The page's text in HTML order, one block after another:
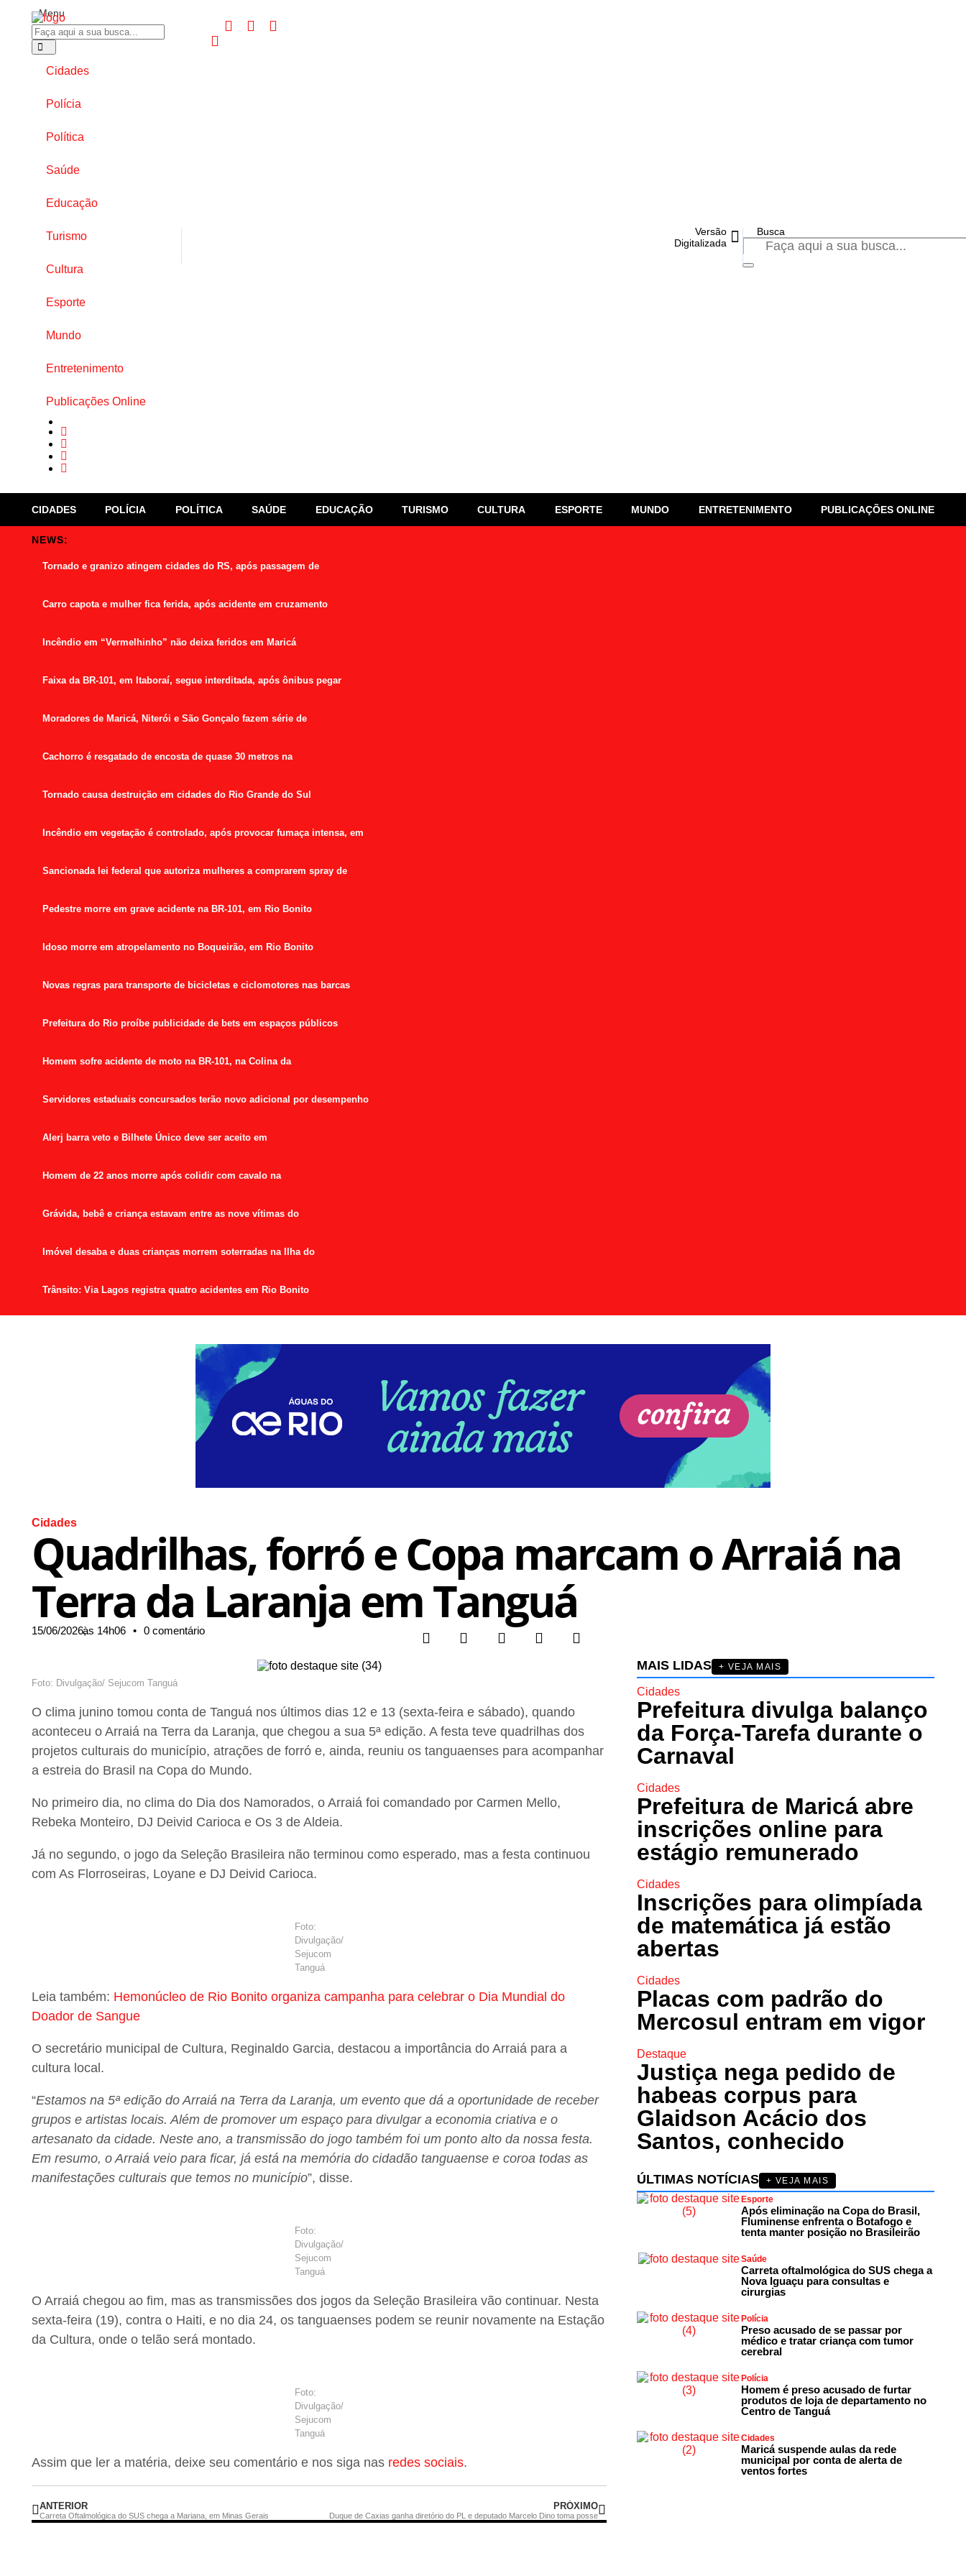
Menu
Cidades
Polícia
Política
Saúde
Educação
Turismo
Cultura
Esporte
Mundo
Entretenimento
Publicações Online
Versão
Digitalizada
CIDADES POLÍCIA POLÍTICA SAÚDE EDUCAÇÃO TURISMO CULTURA ESPORTE MUNDO ENTRETENIMENTO PUBLICAÇÕES ONLINE
NEWS:
Tornado e granizo atingem cidades do RS, após passagem de
Carro capota e mulher fica ferida, após acidente em cruzamento
Incêndio em “Vermelhinho” não deixa feridos em Maricá
Faixa da BR-101, em Itaboraí, segue interditada, após ônibus pegar
Moradores de Maricá, Niterói e São Gonçalo fazem série de
Cachorro é resgatado de encosta de quase 30 metros na
Tornado causa destruição em cidades do Rio Grande do Sul
Incêndio em vegetação é controlado, após provocar fumaça intensa, em
Sancionada lei federal que autoriza mulheres a comprarem spray de
Pedestre morre em grave acidente na BR-101, em Rio Bonito
Idoso morre em atropelamento no Boqueirão, em Rio Bonito
Novas regras para transporte de bicicletas e ciclomotores nas barcas
Prefeitura do Rio proíbe publicidade de bets em espaços públicos
Homem sofre acidente de moto na BR-101, na Colina da
Servidores estaduais concursados terão novo adicional por desempenho
Alerj barra veto e Bilhete Único deve ser aceito em
Homem de 22 anos morre após colidir com cavalo na
Grávida, bebê e criança estavam entre as nove vítimas do
Imóvel desaba e duas crianças morrem soterradas na Ilha do
Trânsito: Via Lagos registra quatro acidentes em Rio Bonito
Cidades
Quadrilhas, forró e Copa marcam o Arraiá na
Terra da Laranja em Tanguá
15/06/2026,às 14h06 • 0 comentário
Foto: Divulgação/ Sejucom Tanguá
O clima junino tomou conta de Tanguá nos últimos dias 12 e 13 (sexta-feira e sábado), quando
aconteceu o Arraiá na Terra da Laranja, que chegou a sua 5ª edição. A festa teve quadrilhas dos
projetos culturais do município, atrações de forró e, ainda, reuniu os tanguaenses para acompanhar
a estreia do Brasil na Copa do Mundo.
No primeiro dia, no clima do Dia dos Namorados, o Arraiá foi comandado por Carmen Mello,
Rebeka Monteiro, DJ Deivid Carioca e Os 3 de Aldeia.
Já no segundo, o jogo da Seleção Brasileira não terminou como esperado, mas a festa continuou
com As Florroseiras, Loyane e DJ Deivid Carioca.
Foto:
Divulgação/
Sejucom
Tanguá
Leia também: Hemonúcleo de Rio Bonito organiza campanha para celebrar o Dia Mundial do
Doador de Sangue
O secretário municipal de Cultura, Reginaldo Garcia, destacou a importância do Arraiá para a
cultura local.
“Estamos na 5ª edição do Arraiá na Terra da Laranja, um evento que dá a oportunidade de receber
grupos e artistas locais. Além de promover um espaço para divulgar a economia criativa e o
artesanato da cidade. Neste ano, a transmissão do jogo também foi um ponto alto da nossa festa.
Em resumo, o Arraiá veio para ficar, já está na memória do cidadão tanguaense e coroa todas as
manifestações culturais que temos no município”, disse.
Foto:
Divulgação/
Sejucom
Tanguá
O Arraiá chegou ao fim, mas as transmissões dos jogos da Seleção Brasileira vão continuar. Nesta
sexta-feira (19), contra o Haiti, e no dia 24, os tanguaenses podem se reunir novamente na Estação
da Cultura, onde o telão será montado.
Foto:
Divulgação/
Sejucom
Tanguá
Assim que ler a matéria, deixe seu comentário e nos siga nas redes sociais.
ANTERIOR
Carreta Oftalmológica do SUS chega a Mariana, em Minas Gerais
PRÓXIMO
Duque de Caxias ganha diretório do PL e deputado Marcelo Dino toma posse
MAIS LIDAS + VEJA MAIS
Cidades
Prefeitura divulga balanço
da Força-Tarefa durante o
Carnaval
Cidades
Prefeitura de Maricá abre
inscrições online para
estágio remunerado
Cidades
Inscrições para olimpíada
de matemática já estão
abertas
Cidades
Placas com padrão do
Mercosul entram em vigor
Destaque
Justiça nega pedido de
habeas corpus para
Glaidson Acácio dos
Santos, conhecido
ÚLTIMAS NOTÍCIAS
+ VEJA MAIS
Esporte
Após eliminação na Copa do Brasil,
Fluminense enfrenta o Botafogo e
tenta manter posição no Brasileirão
Saúde
Carreta oftalmológica do SUS chega a
Nova Iguaçu para consultas e
cirurgias
Polícia
Preso acusado de se passar por
médico e tratar criança com tumor
cerebral
Polícia
Homem é preso acusado de furtar
produtos de loja de departamento no
Centro de Tanguá
Cidades
Maricá suspende aulas da rede
municipal por conta de alerta de
ventos fortes